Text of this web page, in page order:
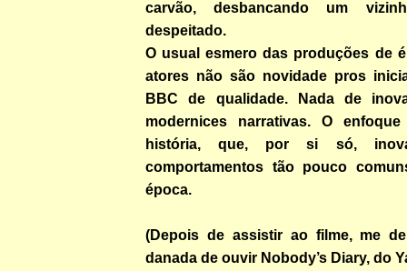
carvão, desbancando um
despeitado.
O usual esmero das produções de
atores não são novidade pros
BBC de qualidade. Nada de
modernices narrativas. O
história, que, por si só,
comportamentos tão pouco
época.
(Depois de assistir ao filme, me
danada de ouvir Nobody’s Diary, do